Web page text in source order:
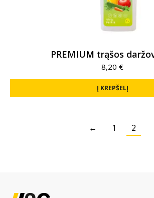
PREMIUM trąšos
8,20 €
Į KREPŠELĮ
← 1 2